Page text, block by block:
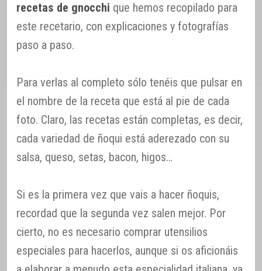
recetas de gnocchi que hemos recopilado para
este recetario, con explicaciones y fotografías
paso a paso.
Para verlas al completo sólo tenéis que pulsar en
el nombre de la receta que está al pie de cada
foto. Claro, las recetas están completas, es decir,
cada variedad de ñoqui está aderezado con su
salsa, queso, setas, bacon, higos…
Si es la primera vez que vais a hacer ñoquis,
recordad que la segunda vez salen mejor. Por
cierto, no es necesario comprar utensilios
especiales para hacerlos, aunque si os aficionáis